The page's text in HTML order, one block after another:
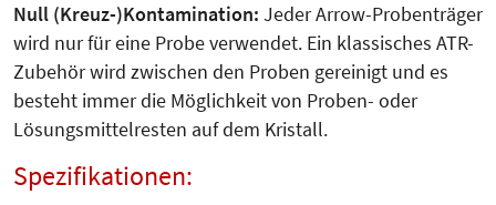
Null (Kreuz-)Kontamination: Jeder Arrow-Probenträger
wird nur für eine Probe verwendet. Ein klassisches ATR-
Zubehör wird zwischen den Proben gereinigt und es
besteht immer die Möglichkeit von Proben- oder
Lösungsmittelresten auf dem Kristall.
Spezifikationen: